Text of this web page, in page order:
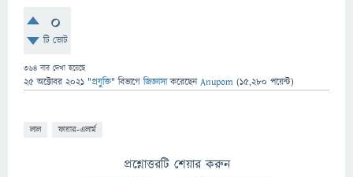
0
টি ভোট
364 বার দেখা হয়েছে
25 অক্টোবর 2021 "প্রযুক্তি" বিভাগে জিজ্ঞাসাকরেছেনAnupom (15,280 পয়েন্ট)
লাল ফায়ার-এলার্ম
প্রশ্নোত্তরটি শেয়ার করুন